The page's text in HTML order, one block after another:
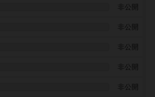
非公開
非公開
非公開
非公開
非公開